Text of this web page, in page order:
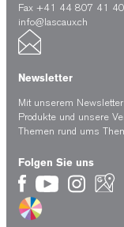
Fax +41 44 807 41 40
info@lascaux.ch
Newsletter
Mit unserem
Produkte und unsere
Themen rund ums
Folgen Sie uns